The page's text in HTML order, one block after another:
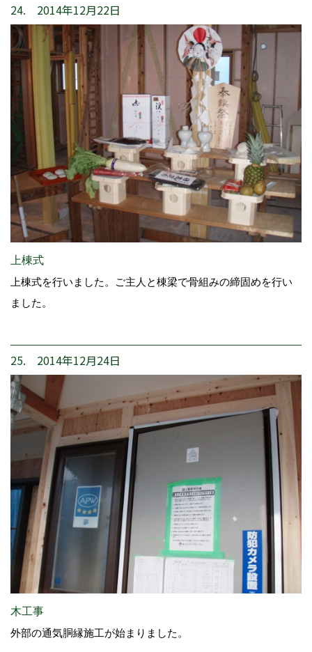
24. 2014年12月22日
上棟式
上棟式を行いました。ご主人と棟梁で骨組みの締固めを行い
ました。
25. 2014年12月24日
木工事
外部の通気胴縁施工が始まりました。